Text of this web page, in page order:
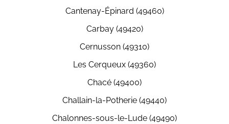
Cantenay-Épinard (49460)
Carbay (49420)
Cernusson (49310)
Les Cerqueux (49360)
Chacé (49400)
Challain-la-Potherie (49440)
Chalonnes-sous-le-Lude (49490)